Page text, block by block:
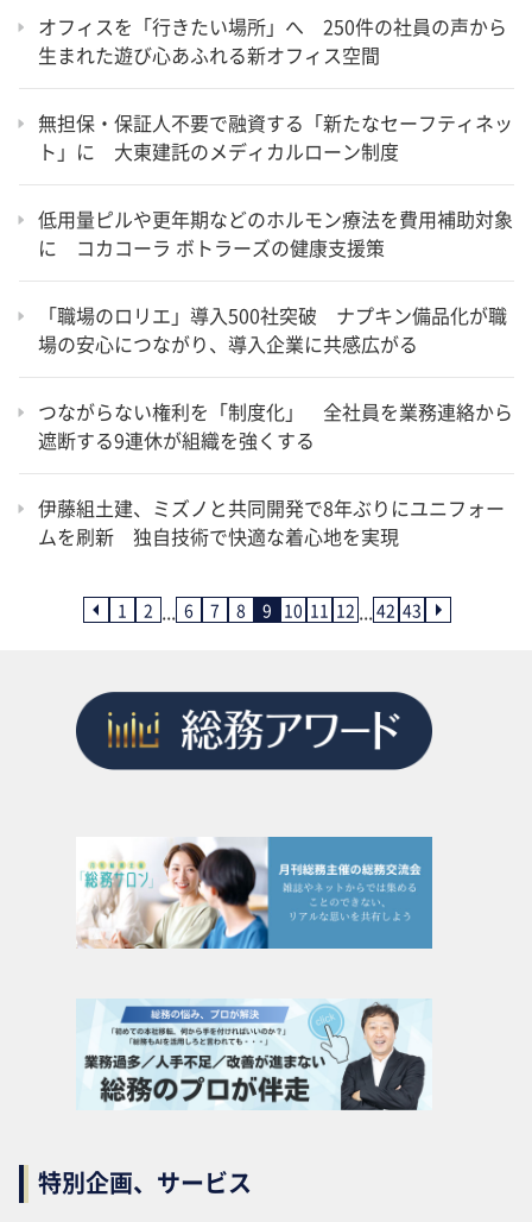
オフィスを「行きたい場所」へ 250件の社員の声から
生まれた遊び心あふれる新オフィス空間
無担保・保証人不要で融資する「新たなセーフティネッ
ト」に 大東建託のメディカルローン制度
低用量ピルや更年期などのホルモン療法を費用補助対象
に コカコーラ ボトラーズの健康支援策
「職場のロリエ」導入500社突破 ナプキン備品化が職
場の安心につながり、導入企業に共感広がる
つながらない権利を「制度化」 全社員を業務連絡から
遮断する9連休が組織を強くする
伊藤組土建、ミズノと共同開発で8年ぶりにユニフォー
ムを刷新 独自技術で快適な着心地を実現
1 2 ... 6 7 8 9 10 11 12 ...42 43
特別企画、サービス